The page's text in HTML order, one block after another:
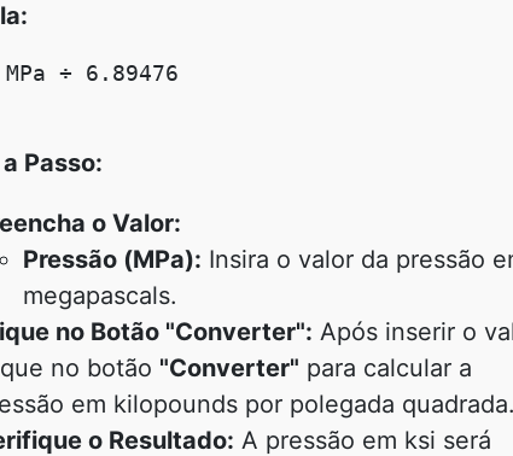
÷ 6.89476
Passo:
o Valor:
Pressão (MPa): Insira o valor da pressão
megapascals.
no Botão "Converter": Após inserir o
no botão "Converter" para calcular a
em kilopounds por polegada
o Resultado: A pressão em ksi será